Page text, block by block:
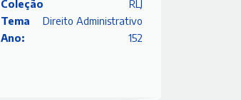
Coleção
RLJ
Tema
Direito Administrativo
Ano:
152